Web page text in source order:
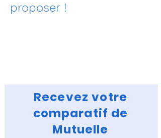
proposer !
Recevez votre
comparatif de
Mutuelle